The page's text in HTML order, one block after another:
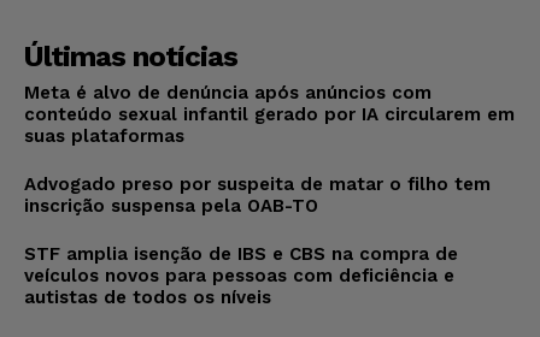
Últimas notícias
Meta é alvo de denúncia após anúncios com
conteúdo sexual infantil gerado por IA circularem em
suas plataformas
Advogado preso por suspeita de matar o filho tem
inscrição suspensa pela OAB-TO
STF amplia isenção de IBS e CBS na compra de
veículos novos para pessoas com deficiência e
autistas de todos os níveis